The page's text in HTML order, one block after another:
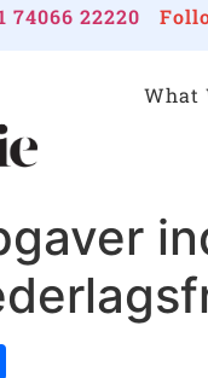
74066 22220
What